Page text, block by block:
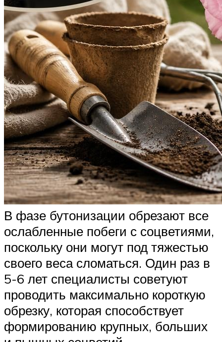
В фазе бутонизации обрезают все
ослабленные побеги с соцветиями,
поскольку они могут под тяжестью
своего веса сломаться. Один раз в
5-6 лет специалисты советуют
проводить максимально короткую
обрезку, которая способствует
формированию крупных, больших